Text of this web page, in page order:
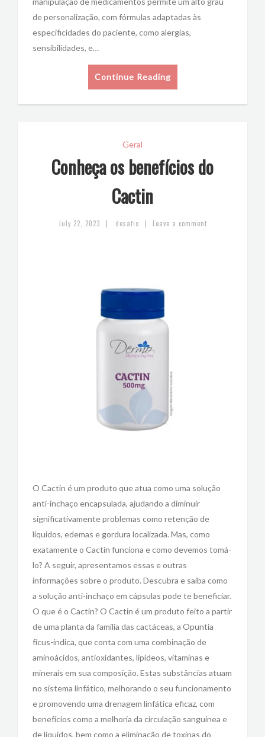
de personalização, com fórmulas adaptadas às
especificidades do paciente, como alergias,
sensibilidades, e…
Continue Reading
Geral
Conheça os benefícios do
Cactin
July 22, 2023 | desafio | Leave a comment
O Cactin é um produto que atua como uma solução
anti-inchaço encapsulada, ajudando a diminuir
significativamente problemas como retenção de
líquidos, edemas e gordura localizada. Mas, como
exatamente o Cactin funciona e como devemos tomá-
lo? A seguir, apresentamos essas e outras
informações sobre o produto. Descubra e saiba como
a solução anti-inchaço em cápsulas pode te beneficiar.
O que é o Cactin? O Cactin é um produto feito a partir
de uma planta da família das cactáceas, a Opuntia
fícus-indica, que conta com uma combinação de
aminoácidos, antioxidantes, lipídeos, vitaminas e
minerais em sua composição. Estas substâncias atuam
no sistema linfático, melhorando o seu funcionamento
e promovendo uma drenagem linfática eficaz, com
benefícios como a melhoria da circulação sanguínea e
de líquidos, bem como a eliminação de toxinas do